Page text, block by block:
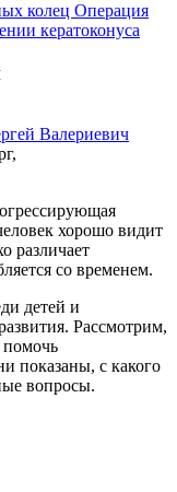
колец Операция
кератоконуса
Валериевич
хорошо видит
различает
со временем.
детей и
Рассмотрим,
помочь
показаны, с какого
вопросы.